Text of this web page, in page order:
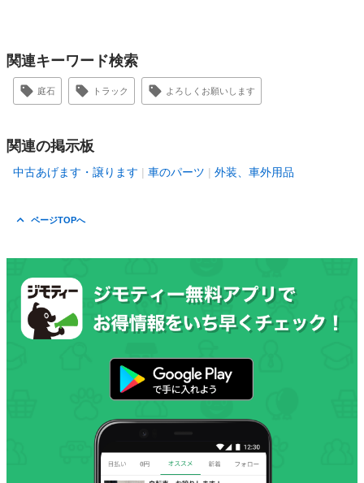
関連キーワード検索
庭石 トラック よろしくお願いします
関連の掲示板
中古あげます・譲ります 車のパーツ 外装、車外用品
ページTOPへ